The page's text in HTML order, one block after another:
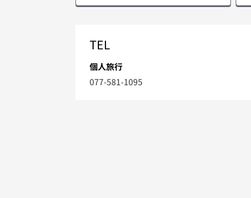
TEL
個人旅行
077-581-1095